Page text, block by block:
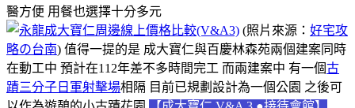
醫方便 用餐也選擇十分多元
(照片來源： 好宅攻
略の台南) 值得一提的是 成大寶仁與百慶林森苑兩個建案同時
在動工中 預計在112年差不多時間完工 而兩建案中 有一個古
蹟三分子日軍射擊場相隔 目前已規劃設計為一個公園 之後可